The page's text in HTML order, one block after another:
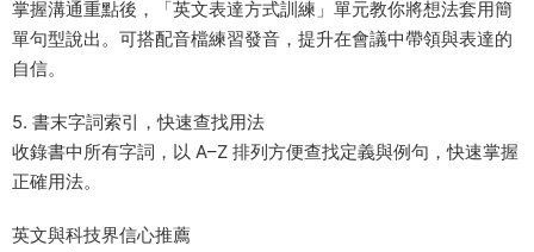
掌握溝通重點後，「英文表達方式訓練」單元教你將想法套用簡
單句型說出。可搭配音檔練習發音，提升在會議中帶領與表達的
自信。
5. 書末字詞索引，快速查找用法
收錄書中所有字詞，以 A–Z 排列方便查找定義與例句，快速掌握
正確用法。
英文與科技界信心推薦